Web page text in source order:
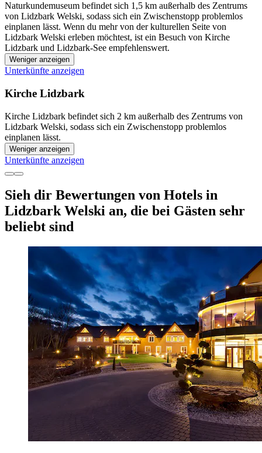
Naturkundemuseum befindet sich 1,5 km außerhalb des Zentrums
von Lidzbark Welski, sodass sich ein Zwischenstopp problemlos
einplanen lässt. Wenn du mehr von der kulturellen Seite von
Lidzbark Welski erleben möchtest, ist ein Besuch von Kirche
Lidzbark und Lidzbark-See empfehlenswert.
Weniger anzeigen
Unterkünfte anzeigen
Kirche Lidzbark
Kirche Lidzbark befindet sich 2 km außerhalb des Zentrums von
Lidzbark Welski, sodass sich ein Zwischenstopp problemlos
einplanen lässt.
Weniger anzeigen
Unterkünfte anzeigen
Sieh dir Bewertungen von Hotels in
Lidzbark Welski an, die bei Gästen sehr
beliebt sind